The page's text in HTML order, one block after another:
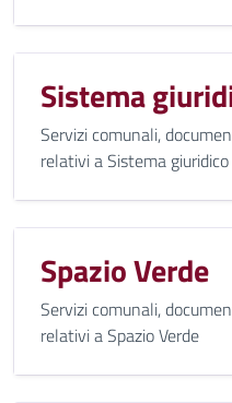
Sistema
Servizi comunali,
relativi a Sistema giuridico
Spazio Verde
Servizi comunali,
relativi a Spazio Verde